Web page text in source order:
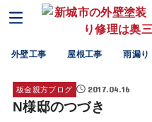
外壁工事 屋根工事 雨漏り
板金親方ブログ 2017.04.16
N様邸のつづき